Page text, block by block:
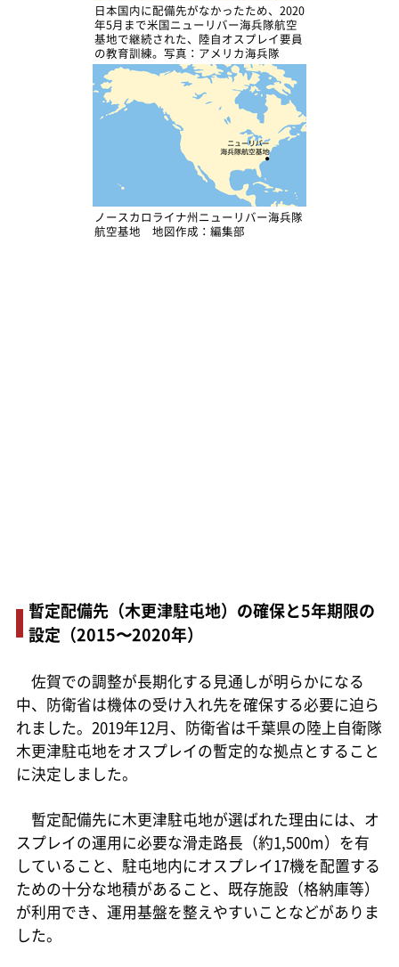
日本国内に配備先がなかったため、2020
年5月まで米国ニューリバー海兵隊航空
基地で継続された、陸自オスプレイ要員
の教育訓練。写真：アメリカ海兵隊
ノースカロライナ州ニューリバー海兵隊
航空基地 地図作成：編集部
暫定配備先（木更津駐屯地）の確保と5年期限の
設定（2015〜2020年）
佐賀での調整が長期化する見通しが明らかになる
中、防衛省は機体の受け入れ先を確保する必要に迫ら
れました。2019年12月、防衛省は千葉県の陸上自衛隊
木更津駐屯地をオスプレイの暫定的な拠点とすること
に決定しました。
暫定配備先に木更津駐屯地が選ばれた理由には、オ
スプレイの運用に必要な滑走路長（約1,500m）を有
していること、駐屯地内にオスプレイ17機を配置する
ための十分な地積があること、既存施設（格納庫等）
が利用でき、運用基盤を整えやすいことなどがありま
した。